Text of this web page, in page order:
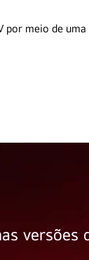
meio de
versões